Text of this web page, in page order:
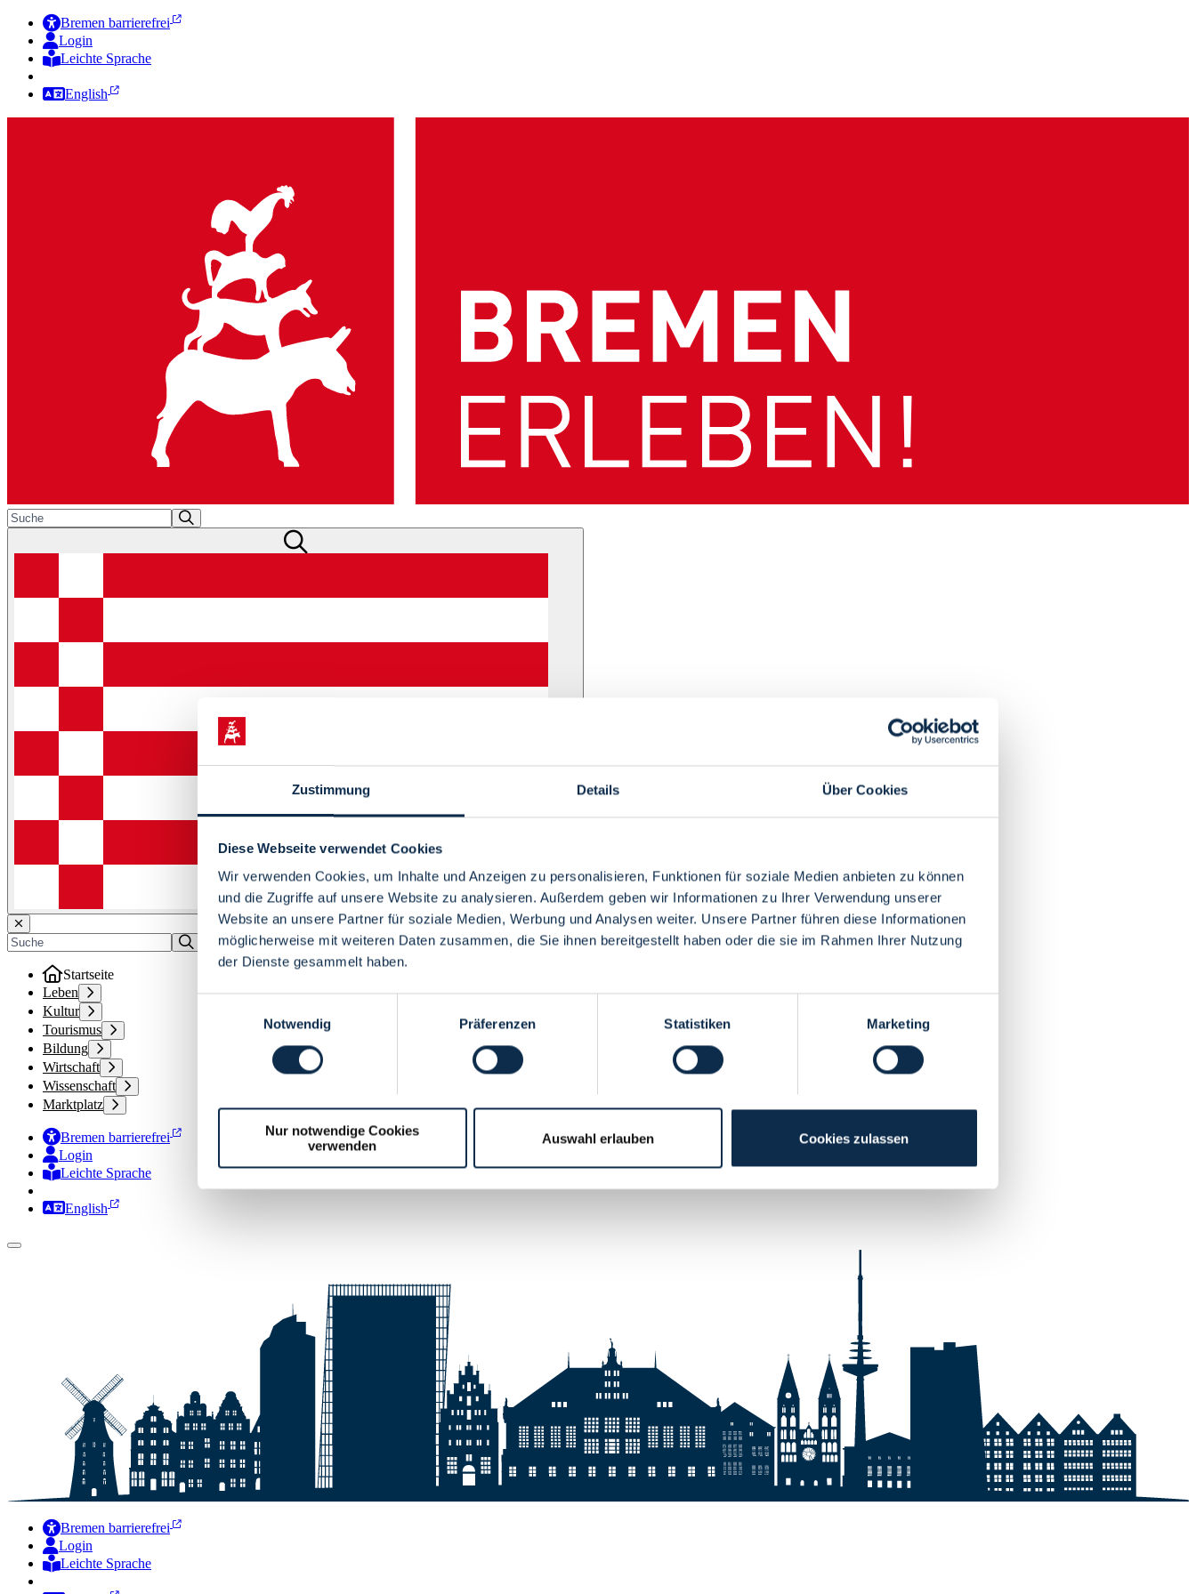
Zustimmung Details Über Cookies
Diese Webseite verwendet Cookies
Wir verwenden Cookies, um Inhalte und Anzeigen zu personalisieren, Funktionen für soziale Medien anbieten zu können
und die Zugriffe auf unsere Website zu analysieren. Außerdem geben wir Informationen zu Ihrer Verwendung unserer
Website an unsere Partner für soziale Medien, Werbung und Analysen weiter. Unsere Partner führen diese Informationen
möglicherweise mit weiteren Daten zusammen, die Sie ihnen bereitgestellt haben oder die sie im Rahmen Ihrer Nutzung
der Dienste gesammelt haben.
Notwendig
Präferenzen Statistiken Marketing
Nur notwendige Cookies
verwenden
Auswahl erlauben Cookies zulassen
Bremen barrierefrei
Login
Leichte Sprache
English
Menü
Startseite
Leben
Kultur
Tourismus
Bildung
Wirtschaft
Wissenschaft
Marktplatz
Bremen barrierefrei
Login
Leichte Sprache
Zur Deutschen Gebärdensprache
English
Bremen barrierefrei
Login
Leichte Sprache